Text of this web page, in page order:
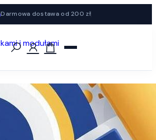
Darmowa dostawa od 200 zł